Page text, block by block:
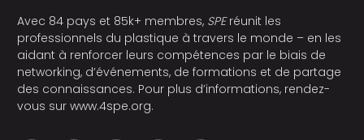
Avec 84 pays et 85k+ membres, SPEréunit les
professionnels du plastique à travers le monde – en les
aidant à renforcer leurs compétences par le biais de
networking, d’événements, de formations et de partage
des connaissances. Pour plus d’informations, rendez-
vous sur www.4spe.org.